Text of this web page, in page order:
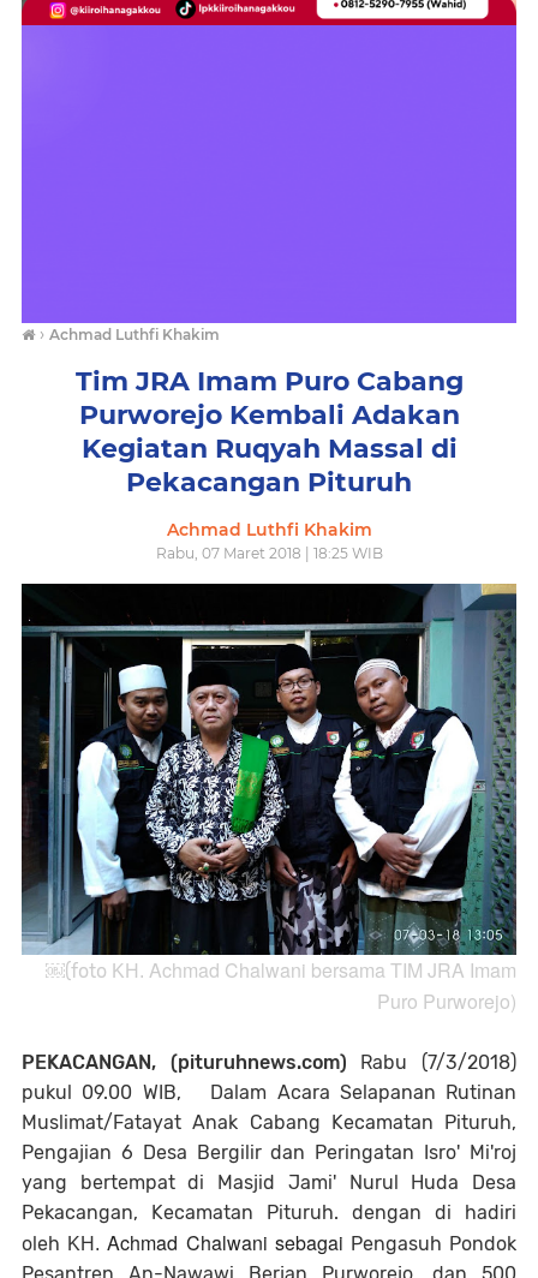
› Achmad Luthfi Khakim
Tim JRA Imam Puro Cabang
Purworejo Kembali Adakan
Kegiatan Ruqyah Massal di
Pekacangan Pituruh
Achmad Luthfi Khakim
Rabu, 07 Maret 2018 | 18:25 WIB
￼(foto KH. Achmad Chalwani bersama TIM JRA Imam
Puro Purworejo)
PEKACANGAN, (pituruhnews.com) Rabu (7/3/2018)
pukul 09.00 WIB, Dalam Acara Selapanan Rutinan
Muslimat/Fatayat Anak Cabang Kecamatan Pituruh,
Pengajian 6 Desa Bergilir dan Peringatan Isro' Mi'roj
yang bertempat di Masjid Jami' Nurul Huda Desa
Pekacangan, Kecamatan Pituruh. dengan di hadiri
oleh KH. Achmad Chalwani sebagai Pengasuh Pondok
Pesantren An-Nawawi Berjan Purworejo. dan 500